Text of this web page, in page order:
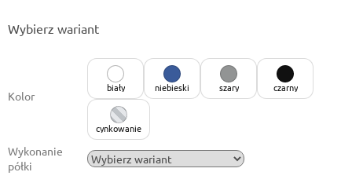
jednostkowa:
Wybierz wariant
Kolor
biały niebieski szary czarny
cynkowanie
Wykonanie
półki